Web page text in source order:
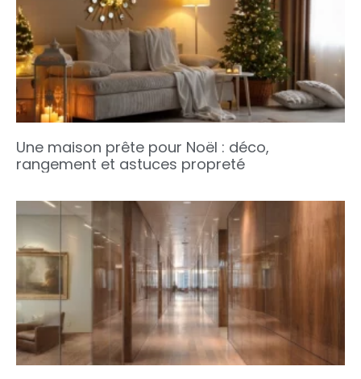
Une maison prête pour Noël : déco,
rangement et astuces propreté